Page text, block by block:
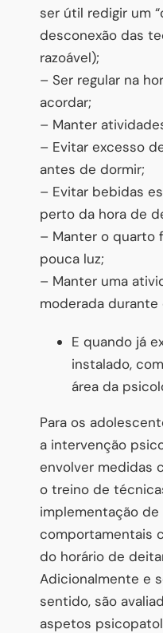
ser útil redigir um
desconexão das
razoável);
– Ser regular na
acordar;
– Manter
– Evitar excesso
antes de dormir;
– Evitar bebidas
perto da hora de
– Manter o quarto
pouca luz;
– Manter uma
moderada durante
E quando já
instalado,
área da
Para os
a intervenção
envolver medidas
o treino de
implementação de
comportamentais
do horário de
Adicionalmente e
sentido, são
aspetos